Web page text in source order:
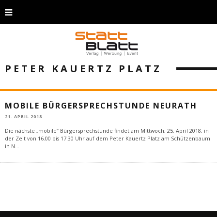
PETER KAUERTZ PLATZ
MOBILE BÜRGERSPRECHSTUNDE NEURATH
21. APRIL 2018
Die nächste „mobile“ Bürgersprechstunde findet am Mittwoch, 25. April 2018, in
der Zeit von 16.00 bis 17.30 Uhr auf dem Peter Kauertz Platz am Schützenbaum
in N...